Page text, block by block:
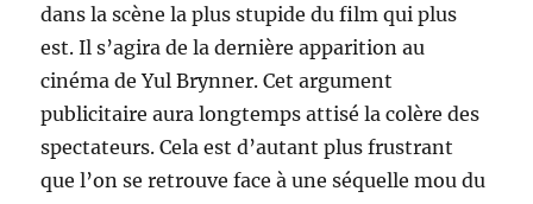
dans la scène la plus stupide du film qui plus
est. Il s’agira de la dernière apparition au
cinéma de Yul Brynner. Cet argument
publicitaire aura longtemps attisé la colère des
spectateurs. Cela est d’autant plus frustrant
que l’on se retrouve face à une séquelle mou du